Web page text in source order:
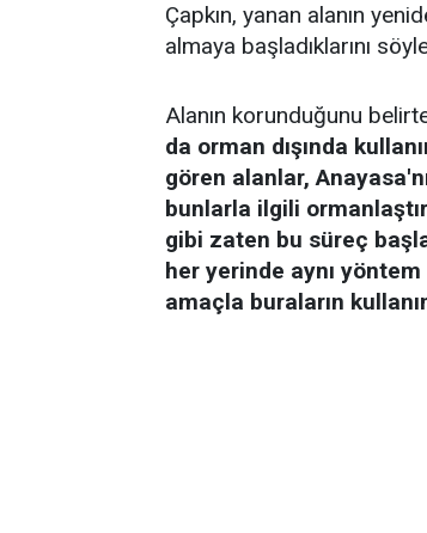
Çapkın, yanan alanın
almaya başladıklarını
Alanın korunduğunu
da orman dışında
gören alanlar,
bunlarla ilgili
gibi zaten bu süreç
her yerinde aynı
amaçla buraların